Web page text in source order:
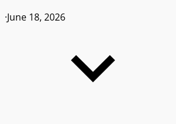
·June 18, 2026